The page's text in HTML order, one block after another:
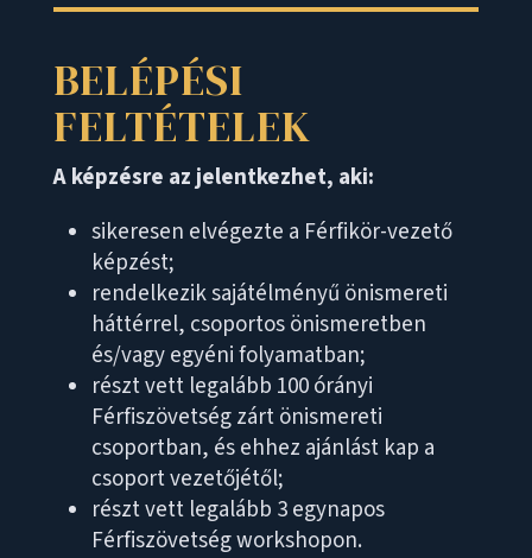
BELÉPÉSI
FELTÉTELEK
A képzésre az jelentkezhet, aki:
sikeresen elvégezte a Férfikör-vezető
képzést;
rendelkezik sajátélményű önismereti
háttérrel, csoportos önismeretben
és/vagy egyéni folyamatban;
részt vett legalább 100 órányi
Férfiszövetség zárt önismereti
csoportban, és ehhez ajánlást kap a
csoport vezetőjétől;
részt vett legalább 3 egynapos
Férfiszövetség workshopon.